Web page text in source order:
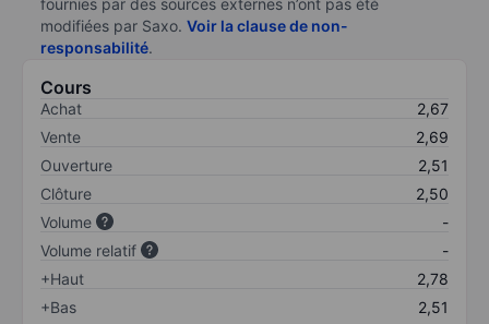
fournies par des sources externes n’ont pas été
modifiées par Saxo. Voir la clause de non-
responsabilité.
Cours
Achat
2,67
Vente
2,69
Ouverture
2,51
Clôture
2,50
Volume
-
Volume relatif
-
+Haut
2,78
+Bas
2,51